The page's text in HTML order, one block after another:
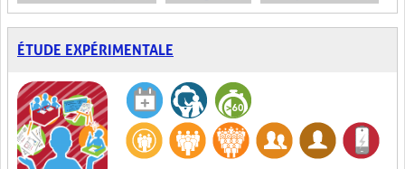
ÉTUDE EXPÉRIMENTALE